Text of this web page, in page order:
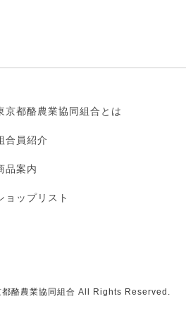
京都酪農業協同組合とは
合員紹介
品案内
ョップリスト
都酪農業協同組合 All Rights Reserved.